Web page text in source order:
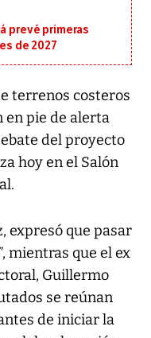
prevé primeras
de 2027
terrenos costeros
en pie de alerta
del proyecto
hoy en el Salón
expresó que pasar
mientras que el ex
Guillermo
se reúnan
de iniciar la